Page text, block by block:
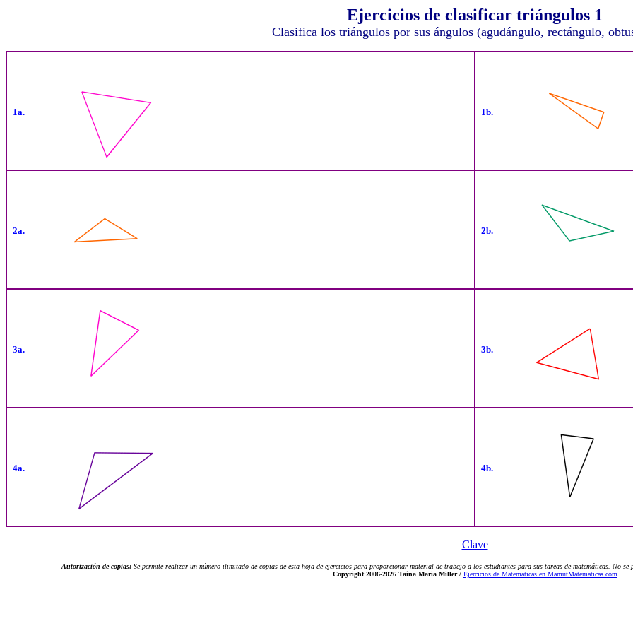
Ejercicios de clasificar triángulos 1
Clasifica los triángulos por sus ángulos (agudángulo, rectángulo,
1a. 1b.
2a. 2b.
3a. 3b.
4a. 4b.
Clave
Autorización de copias: Se permite realizar un número ilimitado de copias de esta hoja de ejercicios para proporcionar material de trabajo a los estudiantes para sus tareas de matemáticas. No
Copyright 2006-2026 Taina Maria Miller / Ejercicios de Matematicas en MamutMatematicas.com